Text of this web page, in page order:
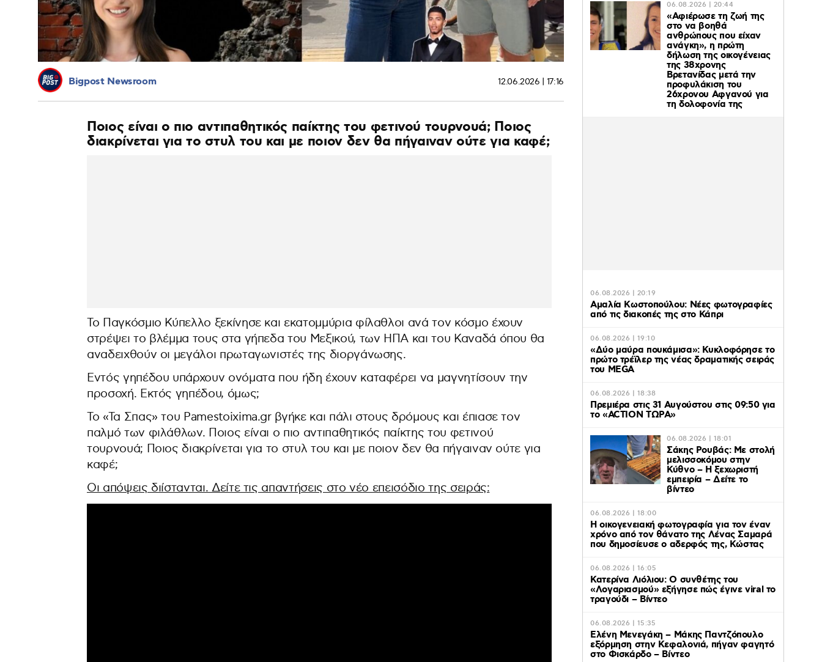
Bigpost Newsroom 12.06.2026 | 17:16
Ποιος είναι ο πιο αντιπαθητικός παίκτης του φετινού τουρνουά; Ποιος
διακρίνεται για το στυλ του και με ποιον δεν θα πήγαιναν ούτε για καφέ;
Το Παγκόσμιο Κύπελλο ξεκίνησε και εκατομμύρια φίλαθλοι ανά τον κόσμο έχουν
στρέψει το βλέμμα τους στα γήπεδα του Μεξικού, των ΗΠΑ και του Καναδά όπου θα
αναδειχθούν οι μεγάλοι πρωταγωνιστές της διοργάνωσης.
Εντός γηπέδου υπάρχουν ονόματα που ήδη έχουν καταφέρει να μαγνητίσουν την
προσοχή. Εκτός γηπέδου, όμως;
Το «Τα Σπας» του Pamestoixima.gr βγήκε και πάλι στους δρόμους και έπιασε τον
παλμό των φιλάθλων. Ποιος είναι ο πιο αντιπαθητικός παίκτης του φετινού
τουρνουά; Ποιος διακρίνεται για το στυλ του και με ποιον δεν θα πήγαιναν ούτε για
καφέ;
Οι απόψεις διίστανται. Δείτε τις απαντήσεις στο νέο επεισόδιο της σειράς:
06.08.2026 | 20:44
«Αφιέρωσε τη ζωή της
στο να βοηθά
ανθρώπους που είχαν
ανάγκη», η πρώτη
δήλωση της οικογένειας
της 38χρονης
Βρετανίδας μετά την
προφυλάκιση του
26χρονου Αφγανού για
τη δολοφονία της
06.08.2026 | 20:19
Αμαλία Κωστοπούλου: Νέες φωτογραφίες
από τις διακοπές της στο Κάπρι
06.08.2026 | 19:10
«Δύο μαύρα πουκάμισα»: Κυκλοφόρησε το
πρώτο τρέϊλερ της νέας δραματικής σειράς
του MEGA
06.08.2026 | 18:38
Πρεμιέρα στις 31 Αυγούστου στις 09:50 για
το «ACTION ΤΩΡΑ»
06.08.2026 | 18:01
Σάκης Ρουβάς: Με στολή
μελισσοκόμου στην
Κύθνο – Η ξεχωριστή
εμπειρία – Δείτε το
βίντεο
06.08.2026 | 18:00
Η οικογενειακή φωτογραφία για τον έναν
χρόνο από τον θάνατο της Λένας Σαμαρά
που δημοσίευσε ο αδερφός της, Κώστας
06.08.2026 | 16:05
Κατερίνα Λιόλιου: Ο συνθέτης του
«Λογαριασμού» εξήγησε πώς έγινε viral το
τραγούδι – Βίντεο
06.08.2026 | 15:35
Ελένη Μενεγάκη – Μάκης Παντζόπουλο
εξόρμηση στην Κεφαλονιά, πήγαν φαγητό
στο Φισκάρδο – Βίντεο